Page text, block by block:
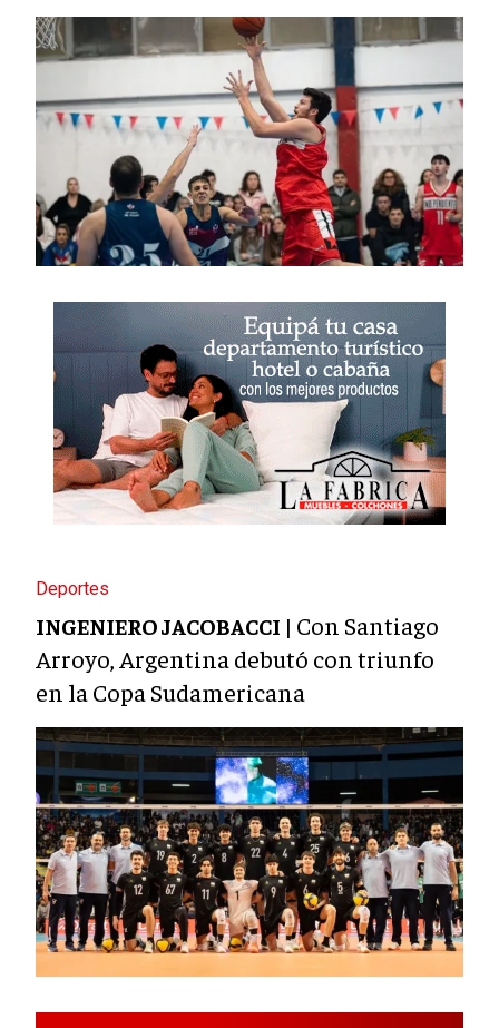
Deportes
INGENIERO JACOBACCI | Con Santiago
Arroyo, Argentina debutó con triunfo
en la Copa Sudamericana